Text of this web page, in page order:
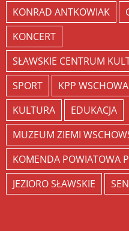
KONRAD ANTKOWIAK
KONCERT
SŁAWSKIE CENTRUM
SPORT
KPP WSCHOWA
KULTURA
EDUKACJA
MUZEUM ZIEMI
KOMENDA POWIATOWA
JEZIORO SŁAWSKIE